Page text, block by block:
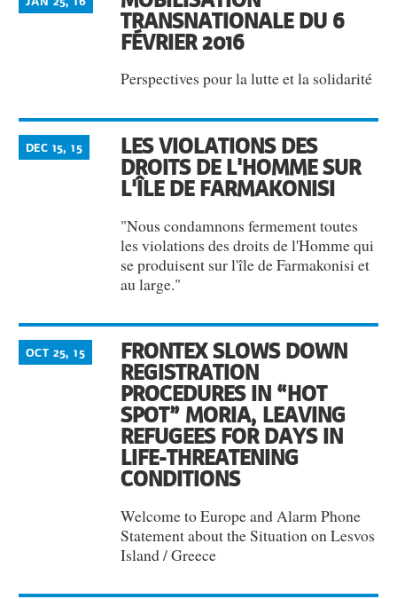
TRANSNATIONALE DU 6
FÉVRIER 2016
Perspectives pour la lutte et la solidarité
LES VIOLATIONS DES
DROITS DE L'HOMME SUR
L'ÎLE DE FARMAKONISI
DEC 15, 15
"Nous condamnons fermement toutes
les violations des droits de l'Homme qui
se produisent sur l'île de Farmakonisi et
au large."
FRONTEX SLOWS DOWN
REGISTRATION
PROCEDURES IN “HOT
SPOT” MORIA, LEAVING
REFUGEES FOR DAYS IN
LIFE-THREATENING
CONDITIONS
OCT 25, 15
Welcome to Europe and Alarm Phone
Statement about the Situation on Lesvos
Island / Greece